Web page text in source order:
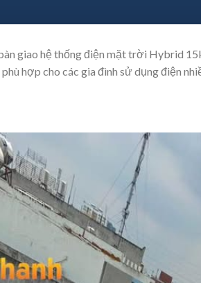
giao hệ thống điện mặt trời Hybrid
hợp cho các gia đình sử dụng điện